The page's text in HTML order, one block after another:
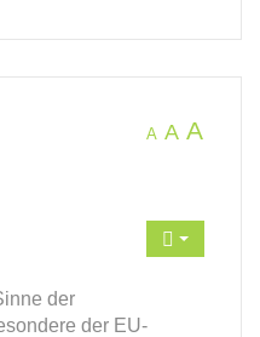
A A A
der
der EU-